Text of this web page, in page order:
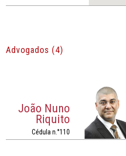
Advogados (4)
João Nuno
Riquito
Cédula n.°110